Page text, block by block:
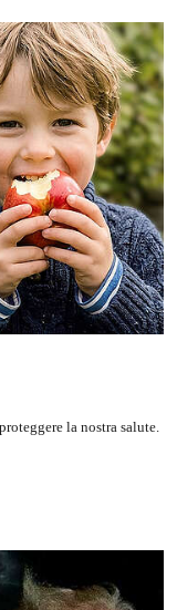
la nostra salute.